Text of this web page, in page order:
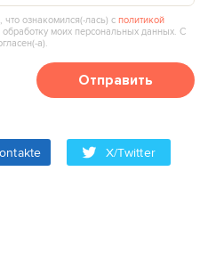
ознакомился(‑лась) сполитикой
моих персональных данных. С
Отправить
X/Twitter